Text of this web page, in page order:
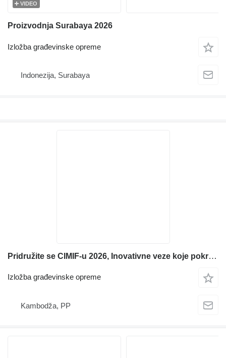
VIDEO
Proizvodnja Surabaya 2026
Izložba građevinske opreme
Indonezija, Surabaya
Pridružite se CIMIF-u 2026, Inovativne veze koje pokreću budućnost
Izložba građevinske opreme
Kambodža, PP